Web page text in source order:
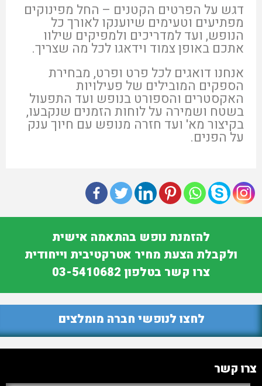
דגש על הפרטים הקטנים – החל מפינוקים
מפתיעים וטעימים שיוענקו לאורך כל
הנופש, ועד למדריכים ולמפיקים שילוו
אתכם באופן צמוד וידאגו לכל מה שצריך.
אנחנו דואגים לכל פרט ופרט, מבחירת
הספקים המובילים של פעילויות
האקסטרים והספורט בנופש ועד התפעול
בשטח ושמירה על לוחות הזמנים שנקבעו,
בקיצור מא' ועד חזרה מנופש עם חיוך ענק
על הפנים.
להזמנת נופש בהתאמה אישית
ולקבלת הצעת מחיר אטרקטיבית וייחודית
צרו קשר בטלפון 03-5410682
לחצו לנופשי חברה מומלצים
צרו קשר